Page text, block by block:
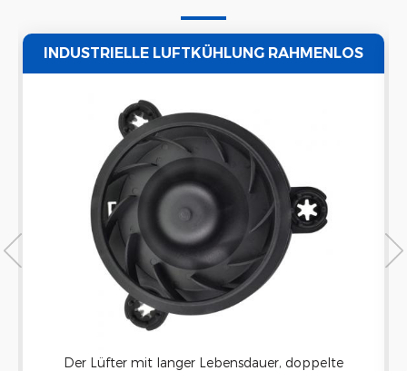
INDUSTRIELLE LUFTKÜHLUNG RAHMENLOS
Der Lüfter mit langer Lebensdauer, doppelte